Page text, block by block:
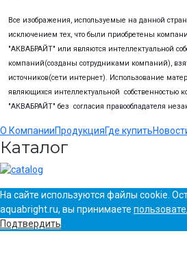
Все изображения, используемые на данной
исключением тех, что были приобретены
"АКВАБРАЙТ" или являются интеллектуальной
компаний(созданы сотрудниками компаний),
источников(сети интернет). Использование
являющихся интеллектуальной собственностью
"АКВАБРАЙТ" без согласия правообладателя
О КомпанииПродукцияГде купить
Каталог
На сайте используются файлы cookie.
aquabright.ru, вы принимаете
Подтвердить